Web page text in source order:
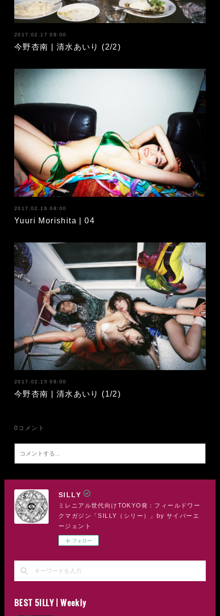
2017.02.17 08:00
今野杏南 | 清水あいり (2/2)
2017.02.16 08:00
Yuuri Morishita | 04
2017.02.15 08:00
今野杏南 | 清水あいり (1/2)
0 コメント
SILLY
ミレニアル世代向けTOKYO発：フィールドワー
クマガジン「SILLY（シリー）」by サイバーエ
ージェント
フォロー
BEST 5ILLY | Weekly